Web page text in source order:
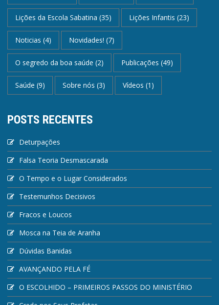
Lições da Escola Sabatina (35) Lições Infantis (23)
Noticias (4) Novidades! (7)
O segredo da boa saúde (2) Publicações (49)
Saúde (9) Sobre nós (3) Vídeos (1)
POSTS RECENTES
Deturpações
Falsa Teoria Desmascarada
O Tempo e o Lugar Considerados
Testemunhos Decisivos
Fracos e Loucos
Mosca na Teia de Aranha
Dúvidas Banidas
AVANÇANDO PELA FÉ
O ESCOLHIDO – PRIMEIROS PASSOS DO MINISTÉRIO